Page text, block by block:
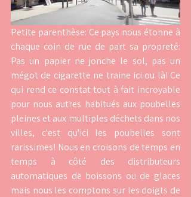
Petite parenthèse: Ce pays nous étonne à
chaque coin de rue de part sa propreté:
Pas un papier ne jonche le sol, pas un
mégot de cigarette ne traine ici ou là! Ce
qui rend ce constat tout à fait incroyable
pour nous autres habitués aux poubelles
pleines et aux multiples déchets dans nos
villes, c'est qu'ici les poubelles sont
rarissimes! Nous en croisons de temps en
temps à côté des distributeurs
automatiques de boissons ou de glaces
mais nous les comptons sur les doigts de